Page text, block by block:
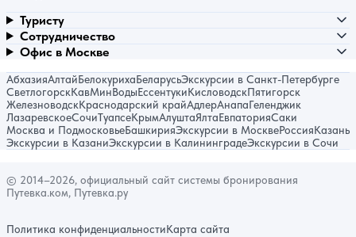
Туристу
Сотрудничество
Офис в Москве
АбхазияАлтайБелокурихаБеларусьЭкскурсии в Санкт-Петербурге
СветлогорскКавМинВодыЕссентукиКисловодскПятигорск
ЖелезноводскКраснодарский крайАдлерАнапаГеленджик
ЛазаревскоеСочиТуапсеКрымАлуштаЯлтаЕвпаторияСаки
Москва и ПодмосковьеБашкирияЭкскурсии в МосквеРоссияКазань
Экскурсии в КазаниЭкскурсии в КалининградеЭкскурсии в Сочи
© 2014–2026, официальный сайт системы бронирования
Путевка.ком, Путевка.ру
Политика конфиденциальностиКарта сайта